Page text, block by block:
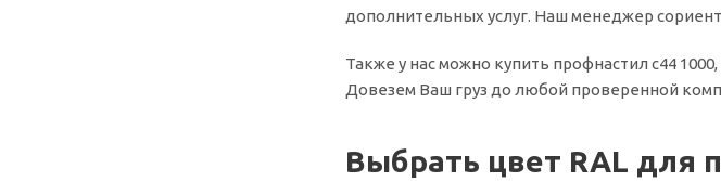
дополнительных услуг. Наш менеджер
Также у нас можно купить профнастил с44
Довезем Ваш груз до любой проверенной
Выбрать цвет RAL для